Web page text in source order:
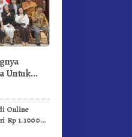
Untuk
Online
Rp 1.1000
Triliun